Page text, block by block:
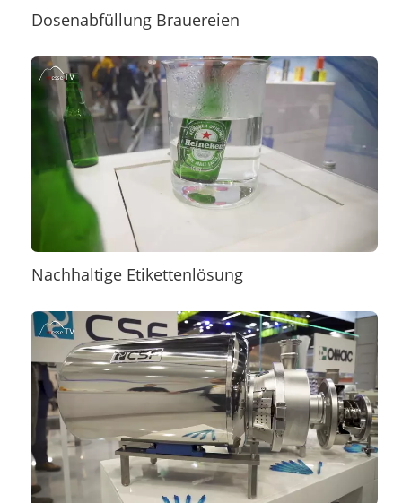
Dosenabfüllung Brauereien
Nachhaltige Etikettenlösung